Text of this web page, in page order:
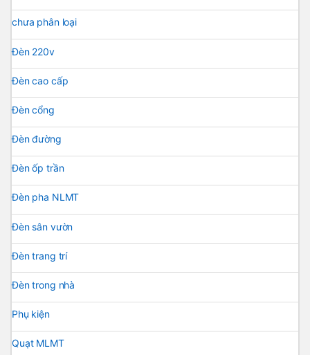
chưa phân loại
Đèn 220v
Đèn cao cấp
Đèn cổng
Đèn đường
Đèn ốp trần
Đèn pha NLMT
Đèn sân vườn
Đèn trang trí
Đèn trong nhà
Phụ kiện
Quạt MLMT